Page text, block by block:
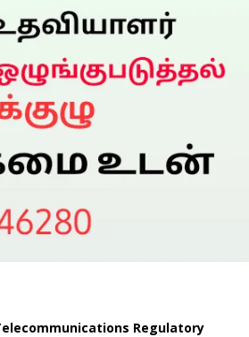
Regulatory